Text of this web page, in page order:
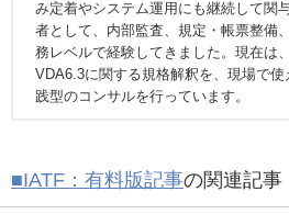
み定着やシステム運用にも継続して関
者として、内部監査、規定・帳票整備
務レベルで経験してきました。現在は
VDA6.3に関する規格解釈を、現場で
践型のコンサルを行っています。
■IATF：有料版記事の関連記事